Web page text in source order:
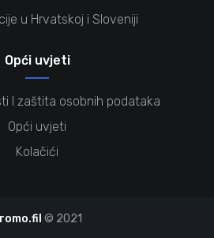
u Hrvatskoj i Sloveniji
Opći uvjeti
I zaštita osobnih podataka
Opći uvjeti
Kolačići
© 2021